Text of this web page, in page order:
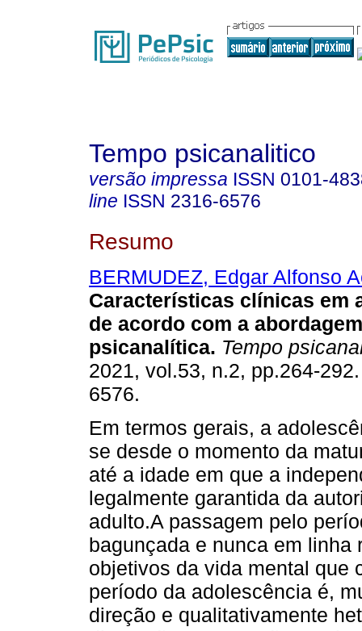
Tempo psicanalitico
versão impressa ISSN 0101-
line ISSN 2316-6576
Resumo
BERMUDEZ, Edgar Alfonso
Características clínicas em
de acordo com a
psicanalítica. Tempo
2021, vol.53, n.2, pp.264-
6576.
Em termos gerais, a
se desde o momento da
até a idade em que a
legalmente garantida da
adulto.A passagem pelo
bagunçada e nunca em
objetivos da vida mental que
período da adolescência é,
direção e qualitativamente